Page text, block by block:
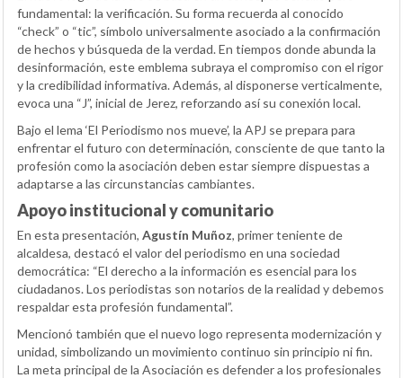
fundamental: la verificación. Su forma recuerda al conocido
“check” o “tic”, símbolo universalmente asociado a la confirmación
de hechos y búsqueda de la verdad. En tiempos donde abunda la
desinformación, este emblema subraya el compromiso con el rigor
y la credibilidad informativa. Además, al disponerse verticalmente,
evoca una “J”, inicial de Jerez, reforzando así su conexión local.
Bajo el lema ‘El Periodismo nos mueve’, la APJ se prepara para
enfrentar el futuro con determinación, consciente de que tanto la
profesión como la asociación deben estar siempre dispuestas a
adaptarse a las circunstancias cambiantes.
Apoyo institucional y comunitario
En esta presentación, Agustín Muñoz, primer teniente de
alcaldesa, destacó el valor del periodismo en una sociedad
democrática: “El derecho a la información es esencial para los
ciudadanos. Los periodistas son notarios de la realidad y debemos
respaldar esta profesión fundamental”.
Mencionó también que el nuevo logo representa modernización y
unidad, simbolizando un movimiento continuo sin principio ni fin.
La meta principal de la Asociación es defender a los profesionales